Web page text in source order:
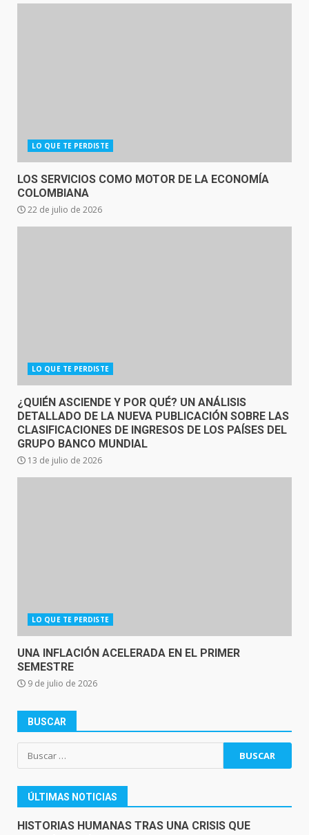
LO QUE TE PERDISTE
LOS SERVICIOS COMO MOTOR DE LA ECONOMÍA
COLOMBIANA
22 de julio de 2026
LO QUE TE PERDISTE
¿QUIÉN ASCIENDE Y POR QUÉ? UN ANÁLISIS
DETALLADO DE LA NUEVA PUBLICACIÓN SOBRE LAS
CLASIFICACIONES DE INGRESOS DE LOS PAÍSES DEL
GRUPO BANCO MUNDIAL
13 de julio de 2026
LO QUE TE PERDISTE
UNA INFLACIÓN ACELERADA EN EL PRIMER
SEMESTRE
9 de julio de 2026
BUSCAR
Buscar:
ÚLTIMAS NOTICIAS
HISTORIAS HUMANAS TRAS UNA CRISIS QUE